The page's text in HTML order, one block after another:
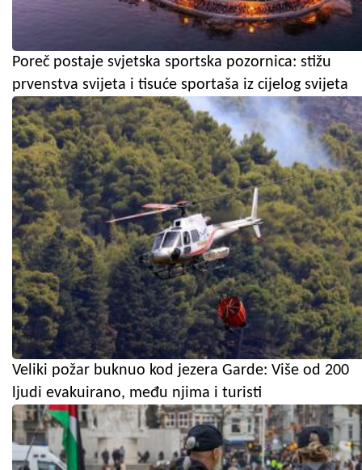
Poreč postaje svjetska sportska pozornica: stižu
prvenstva svijeta i tisuće sportaša iz cijelog svijeta
Veliki požar buknuo kod jezera Garde: Više od 200
ljudi evakuirano, među njima i turisti